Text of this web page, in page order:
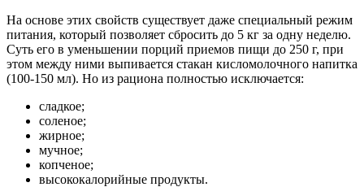
На основе этих свойств существует даже специальный режим
питания, который позволяет сбросить до 5 кг за одну неделю.
Суть его в уменьшении порций приемов пищи до 250 г, при
этом между ними выпивается стакан кисломолочного напитка
(100-150 мл). Но из рациона полностью исключается:
сладкое;
соленое;
жирное;
мучное;
копченое;
высококалорийные продукты.